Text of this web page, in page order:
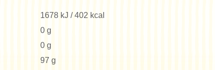
1678 kJ / 402 kcal
0 g
0 g
97 g